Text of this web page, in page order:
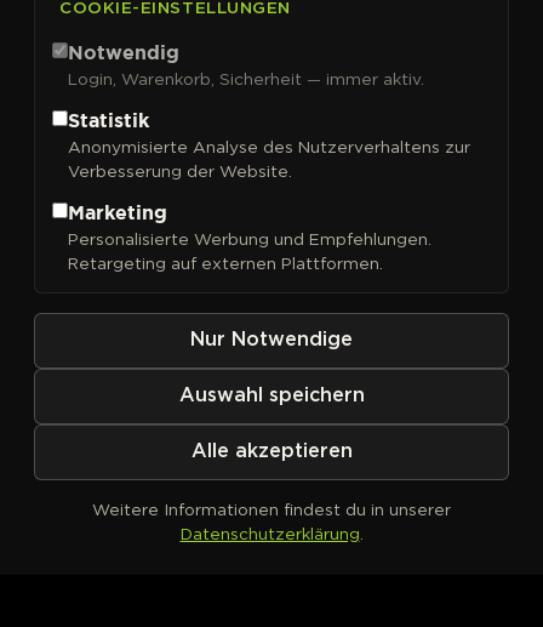
Sweet Seeds
Sortieren nach
Kein Produkt definiert
COOKIE-EINSTELLUNGEN
Notwendig
Login, Warenkorb, Sicherheit — immer aktiv.
Statistik
Anonymisierte Analyse des Nutzerverhaltens zur
Verbesserung der Website.
Marketing
Personalisierte Werbung und Empfehlungen.
Retargeting auf externen Plattformen.
Nur Notwendige
Auswahl speichern
Alle akzeptieren
Weitere Informationen findest du in unserer
Datenschutzerklärung